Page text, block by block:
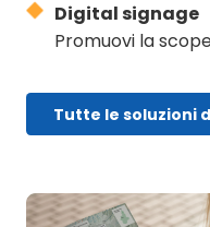
Digital signage
Promuovi la
Tutte le soluzioni